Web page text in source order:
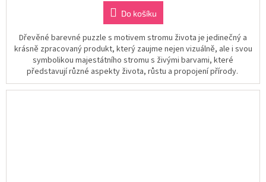
Do košíku
Dřevěné barevné puzzle s motivem stromu života je jedinečný a
krásně zpracovaný produkt, který zaujme nejen vizuálně, ale i svou
symbolikou majestátního stromu s živými barvami, které
představují různé aspekty života, růstu a propojení přírody.